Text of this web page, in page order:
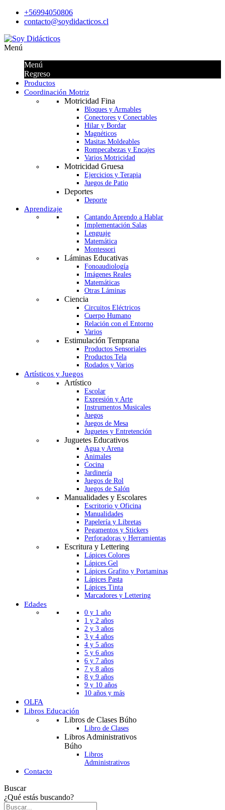
+56994050806
contacto@soydidacticos.cl
Menú
Menú
Regreso
Productos
Coordinación Motriz
Motricidad Fina
Bloques y Armables
Conectores y Conectables
Hilar y Bordar
Magnéticos
Masitas Moldeables
Rompecabezas y Encajes
Varios Motricidad
Motricidad Gruesa
Ejercicios y Terapia
Juegos de Patio
Deportes
Deporte
Aprendizaje
Cantando Aprendo a Hablar
Implementación Salas
Lenguaje
Matemática
Montessori
Láminas Educativas
Fonoaudiología
Imágenes Reales
Matemáticas
Otras Láminas
Ciencia
Circuitos Eléctricos
Cuerpo Humano
Relación con el Entorno
Varios
Estimulación Temprana
Productos Sensoriales
Productos Tela
Rodados y Varios
Artísticos y Juegos
Artístico
Escolar
Expresión y Arte
Instrumentos Musicales
Juegos
Juegos de Mesa
Juguetes y Entretención
Juguetes Educativos
Agua y Arena
Animales
Cocina
Jardinería
Juegos de Rol
Juegos de Salón
Manualidades y Escolares
Escritorio y Oficina
Manualidades
Papelería y Libretas
Pegamentos y Stickers
Perforadoras y Herramientas
Escritura y Lettering
Lápices Colores
Lápices Gel
Lápices Grafito y Portaminas
Lápices Pasta
Lápices Tinta
Marcadores y Lettering
Edades
0 y 1 año
1 y 2 años
2 y 3 años
3 y 4 años
4 y 5 años
5 y 6 años
6 y 7 años
7 y 8 años
8 y 9 años
9 y 10 años
10 años y más
OLFA
Libros Educación
Libros de Clases Búho
Libro de Clases
Libros Administrativos
Búho
Libros
Administrativos
Contacto
Buscar
¿Qué estás buscando?